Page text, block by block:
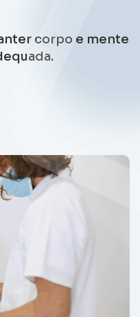
corpo e mente